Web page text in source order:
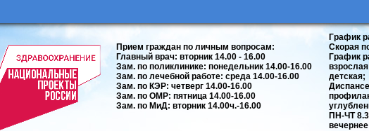
Прием граждан по личным вопросам:
Главный врач: вторник 14.00 - 16.00
Зам. по поликлинике: понедельник 14.00-16.00
Зам. по лечебной работе: среда 14.00-16.00
Зам. по КЭР: четверг 14.00-16.00
Зам. по ОМР: пятница 14.00-16.00
Зам. по МиД: вторник 14.00ч.-16.00
График
Скорая
График
детская;
ПН-ЧТ